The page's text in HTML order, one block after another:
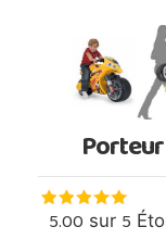
5.00 sur 5